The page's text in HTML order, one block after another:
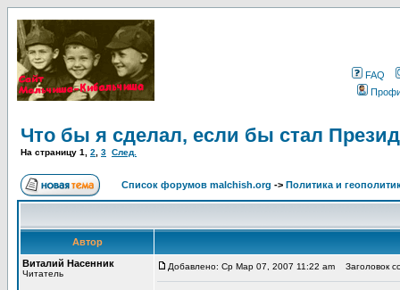
FAQ
Что бы я сделал, если бы стал
На страницу 1 2 3 След.
Список форумов malchish.org -> Политика и
Автор
Виталий Насенник
Читатель
Добавлено: Ср Мар 07, 2007 11:22 am Заголовок